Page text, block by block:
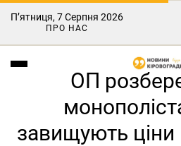
П’ятниця, 7 Серпня 2026
ПРО НАС
ОП
завищують ціни